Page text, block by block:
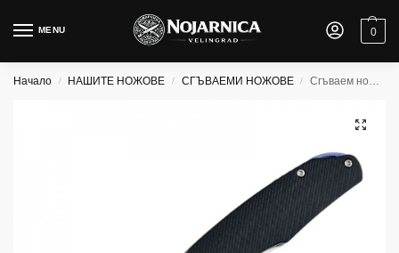
MENU 0
Начало / НАШИТЕ НОЖОВЕ / СГЪВАЕМИ НОЖОВЕ / Сгъваем нож Dulotec K263- BK